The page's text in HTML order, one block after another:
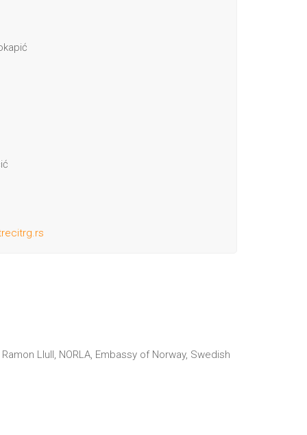
Llull, NORLA, Embassy of Norway, Swedish